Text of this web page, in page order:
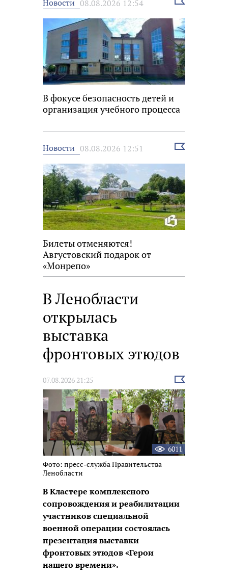
Новости 08.08.2026 12:54
В фокусе безопасность детей и
организация учебного процесса
Новости 08.08.2026 12:51
Выбрать
Билеты отменяются!
Августовский подарок от
«Монрепо»
В Ленобласти
открылась
выставка
фронтовых этюдов
07.08.2026 21:25
Выбрать
новость
6011
Фото: пресс-служба Правительства
Ленобласти
В Кластере комплексного
сопровождения и реабилитации
участников специальной
военной операции состоялась
презентация выставки
фронтовых этюдов «Герои
нашего времени».